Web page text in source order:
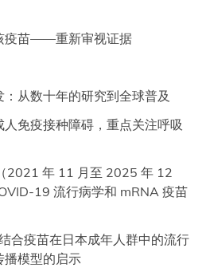
疫苗——重新审视证据
从数十年的研究到全球普及
免疫接种障碍，重点关注呼吸
2021 年 11 月至 2025 年 12
19 流行病学和 mRNA 疫苗
合疫苗在日本成年人群中的流行
播模型的启示